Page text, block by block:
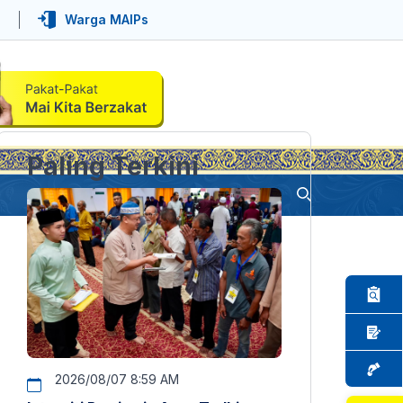
Warga MAIPs
Paling Terkini
2026/08/07 8:59 AM